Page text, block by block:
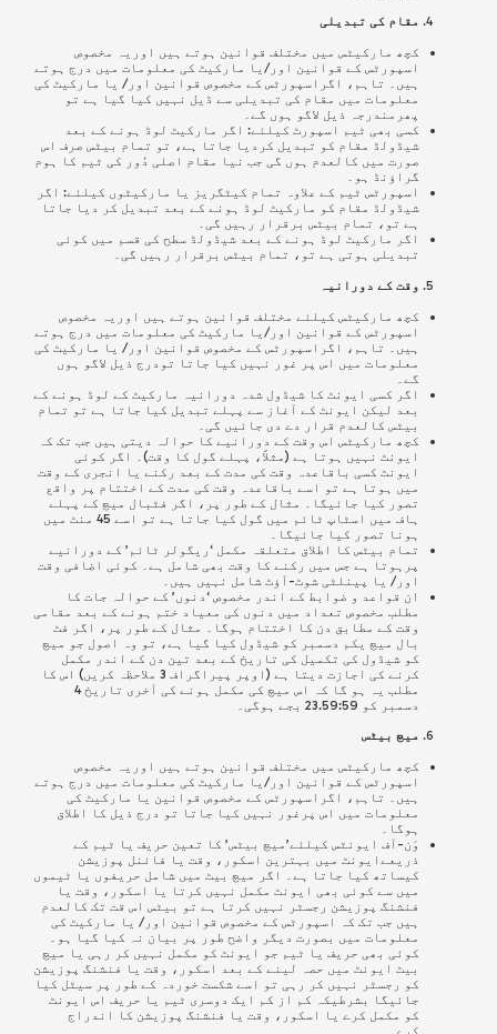
مقام کی تبدیلی
کچھ مارکیٹس میں مختلف قوانین ہوتے ہیں اوریہ مخصوص
اسپورٹس کے قوانین اور/یا مارکیٹ کی معلومات میں درج ہوتے
ہیں۔ تاہم، اگراسپورٹس کے مخصوص قوانین اور/ یا مارکیٹ کی
معلومات میں مقام کی تبدیلی سے ڈیل نہیں کیا گیا ہے تو
پھرمندرجہ ذیل لاگو ہوں گے۔
کسی بھی ٹیم اسپورٹ کیلئے: اگر مارکیٹ لوڈ ہونے کے بعد
شیڈولڈ مقام کو تبدیل کردیا جاتا ہے، تو تمام بیٹس صرف اس
صورت میں کالعدم ہوں گی جب نیا مقام اصلی دُور کی ٹیم کا ہوم
گراؤنڈ ہو۔
اسپورٹس ٹیم کے علاوہ تمام کیٹگریز یا مارکیٹوں کیلئے: اگر
شیڈولڈ مقام کو مارکیٹ لوڈ ہونے کے بعد تبدیل کر دیا جاتا
ہے تو، تمام بیٹس برقرار رہیں گی۔
اگر مارکیٹ لوڈ ہونے کے بعد شیڈولڈ سطح کی قسم میں کوئی
تبدیلی ہوتی ہے تو، تمام بیٹس برقرار رہیں گی۔
وقت کے دورانیہ
کچھ مارکیٹس کیلئے مختلف قوانین ہوتے ہیں اوریہ مخصوص
اسپورٹس کے قوانین اور/یا مارکیٹ کی معلومات میں درج ہوتے
ہیں۔ تاہم، اگراسپورٹس کے مخصوص قوانین اور/ یا مارکیٹ کی
معلومات میں اس پر غور نہیں کیا جاتا تودرج ذیل لاگو ہوں
گے۔
اگر کسی ایونٹ کا شیڈول شدہ دورانیہ مارکیٹ کے لوڈ ہونے کے
بعد لیکن ایونٹ کے آغاز سے پہلے تبدیل کیا جاتا ہے تو تمام
بیٹس کالعدم قرار دے دی جائیں گی۔
کچھ مارکیٹس اس وقت کے دورانیے کا حوالہ دیتی ہیں جب تک کہ
ایونٹ نہیں ہوتا ہے (مثلاََ، پہلے گول کا وقت)۔ اگر کوئی
ایونٹ کسی باقاعدہ وقت کی مدت کے بعد رکنے یا انجری کے وقت
میں ہوتا ہے تو اسے باقاعدہ وقت کی مدت کے اختتام پر واقع
تصور کیا جائیگا۔ مثال کے طور پر، اگر فٹبال میچ کے پہلے
ہاف میں اسٹاپ ٹائم میں گول کیا جاتا ہے تو اسے 45 منٹ میں
ہونا تصور کیا جائیگا۔
تمام بیٹس کا اطلاق متعلقہ مکمل ‘ریگولر ٹائم’ کے دورانیے
پرہوتا ہے جس میں رکنے کا وقت بھی شامل ہے۔ کوئی اضافی وقت
اور/ یا پینلٹی شوٹ-آؤٹ شامل نہیں ہیں۔
ان قواعد و ضوابط کے اندر مخصوص ‘دنوں’ کے حوالہ جات کا
مطلب مخصوص تعداد میں دنوں کی معیاد ختم ہونے کے بعد مقامی
وقت کے مطابق دن کا اختتام ہوگا۔ مثال کے طور پر، اگر فٹ
بال میچ یکم دسمبر کو شیڈول کیا گیا ہے، تو وہ اصول جو میچ
کو شیڈول کی تکمیل کی تاریخ کے بعد تین دن کے اندر مکمل
کرنے کی اجازت دیتا ہے (اوپر پیراگراف 3 ملاحظہ کریں) اس کا
مطلب یہ ہو گا کہ اس میچ کی مکمل ہونے کی آخری تاریخ 4
دسمبر کو 23.59:59 بجے ہوگی۔
میچ بیٹس
کچھ مارکیٹس میں مختلف قوانین ہوتے ہیں اوریہ مخصوص
اسپورٹس کے قوانین اور/یا مارکیٹ کی معلومات میں درج ہوتے
ہیں۔ تاہم، اگراسپورٹس کے مخصوص قوانین یا مارکیٹ کی
معلومات میں اس پرغور نہیں کیا جاتا تو درج ذیل کا اطلاق
ہوگا۔
وَن-آف ایونٹس کیلئے’میچ بیٹس’ کا تعین حریف یا ٹیم کے
ذریعےایونٹ میں بہترین اسکور، وقت یا فائنل پوزیشن
کیساتھ کیا جاتا ہے۔ اگر میچ بیٹ میں شامل حریفوں یا ٹیموں
میں سے کوئی بھی ایونٹ مکمل نہیں کرتا یا اسکور، وقت یا
فنشنگ پوزیشن رجسٹر نہیں کرتا ہے تو بیٹس اس قت تک کالعدم
ہیں جب تک کہ اسپورٹس کے مخصوص قوانین اور/ یا مارکیٹ کی
معلومات میں بصورت دیگر واضح طور پر بیان نہ کیا گیا ہو۔
کوئی بھی حریف یا ٹیم جو ایونٹ کو مکمل نہیں کر رہی یا میچ
بیٹ ایونٹ میں حصہ لینے کے بعد اسکور، وقت یا فنشنگ پوزیشن
کو رجسٹر نہیں کر رہی تو اسے شکست خوردہ کے طور پر سیٹل کیا
جائیگا بشرطیکہ کم از کم ایک دوسری ٹیم یا حریف اس ایونٹ
کو مکمل کرے یا اسکور، وقت یا فنشنگ پوزیشن کا اندراج
کرے۔